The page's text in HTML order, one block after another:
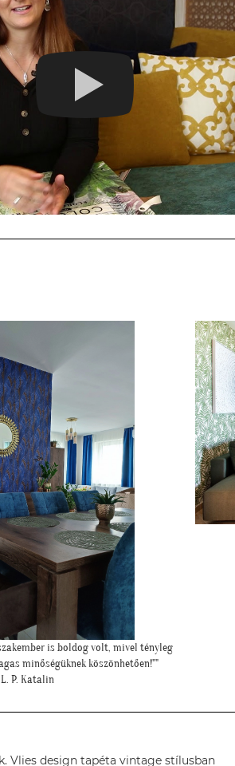
gondoltam, hátha :)""
H. Sára
Vlies design tapéta vintage stílusban